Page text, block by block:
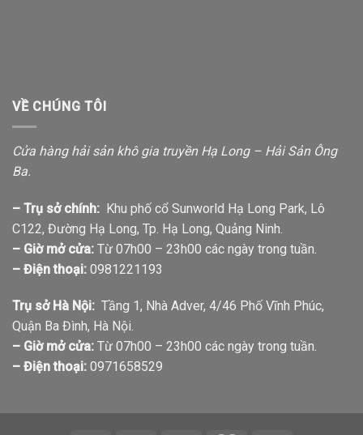
VỀ CHÚNG TÔI
Cửa hàng hải sản khô gia truyền Hạ Long – Hải Sản Ông
Ba.
– Trụ sở chính: Khu phố cổ Sunworld Hạ Long Park, Lô
C122, Đường Hạ Long, Tp. Hạ Long, Quảng Ninh.
– Giờ mở cửa: Từ 07h00 – 23h00 các ngày trong tuần.
– Điện thoại: 0981221193
Trụ sở Hà Nội: Tầng 1, Nhà Adver, 4/46 Phố Vĩnh Phúc,
Quận Ba Đình, Hà Nội.
– Giờ mở cửa: Từ 07h00 – 23h00 các ngày trong tuần.
– Điện thoại: 0971658529